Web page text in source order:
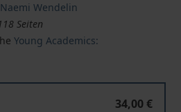
Wendelin
Seiten
Young Academics:
34,00 €